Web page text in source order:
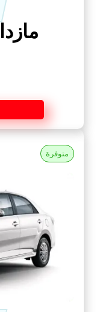
مازدا CX-3 2025
متوفرة